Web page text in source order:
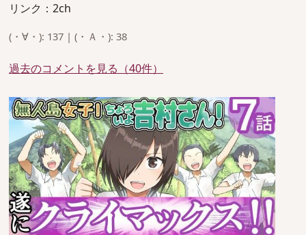
リンク：2ch
(・∀・): 137 | (・Ａ・): 38
過去のコメントを見る（40件）